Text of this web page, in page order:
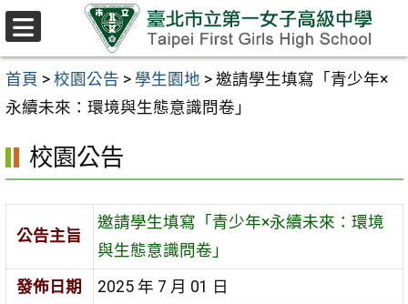
跳至主要內容區
首頁 > 校園公告 > 學生園地 > 邀請學生填寫「青少年×
永續未來：環境與生態意識問卷」
校園公告
公告主旨
邀請學生填寫「青少年×永續未來：環境
與生態意識問卷」
發佈日期
2025 年 7 月 01 日
選
單